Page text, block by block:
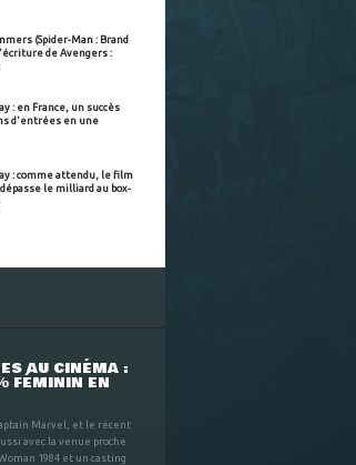
(Spider-Man : Brand
de Avengers :
: en France, un succès
d'entrées en une
: comme attendu, le film
le milliard au box-
AU CINÉMA :
FÉMININ EN
Marvel, et le récent
avec la venue proche
1984 et un casting